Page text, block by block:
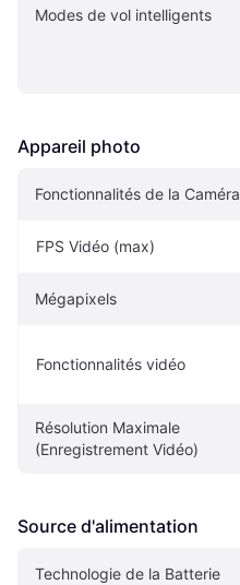
Modes de vol intelligents
Appareil photo
Fonctionnalités de la Caméra
FPS Vidéo (max)
Mégapixels
Fonctionnalités vidéo
Résolution Maximale
(Enregistrement Vidéo)
Source d'alimentation
Technologie de la Batterie